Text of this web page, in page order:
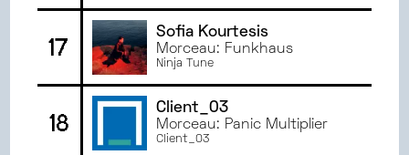
17
Sofia Kourtesis
Morceau: Funkhaus
Ninja Tune
18
Client_03
Morceau: Panic Multiplier
Client_03